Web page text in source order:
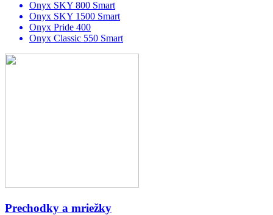
Onyx SKY 800 Smart
Onyx SKY 1500 Smart
Onyx Pride 400
Onyx Classic 550 Smart
Prechodky a mriežky